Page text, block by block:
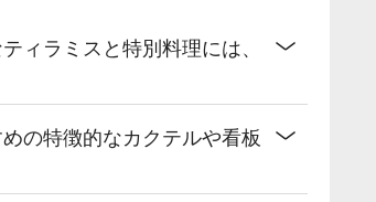
ィラミスと特別料理には、
の特徴的なカクテルや看板